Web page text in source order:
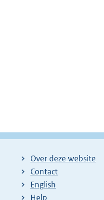
Over deze website
Contact
English
Help